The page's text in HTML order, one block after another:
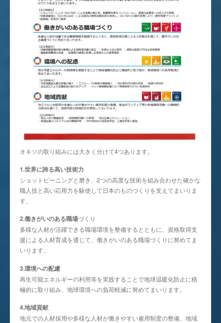
オキソの取り組みには大きく分けて4つあります。
1.世界に誇る高い技術力
ショットピーニングと磨き、2つの高度な技術を組み合わせた確かな
職人技と高い応用力を駆使して日本のものづくりを支えてまいりま
す。
2.働きがいのある職場づくり
多様な人材が活躍できる職場環境を整備するとともに、資格取得支
援による人材育成を通じて、働きがいのある職場づくりに努めてま
いります。
3.環境への配慮
再生可能エネルギーの利用等を実践することで地球温暖化防止に積
極的に取り組み、地球環境への負荷軽減に努めてまいります。
4.地域貢献
地元での人材採用や多様な人材が働きやすい雇用制度の整備、地域